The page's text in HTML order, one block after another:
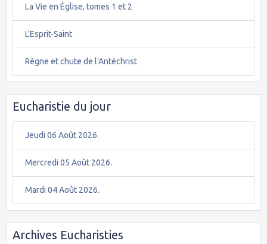
La Vie en Église, tomes 1 et 2
L'Esprit-Saint
Règne et chute de l'Antéchrist
Eucharistie du jour
Jeudi 06 Août 2026.
Mercredi 05 Août 2026.
Mardi 04 Août 2026.
Archives Eucharisties